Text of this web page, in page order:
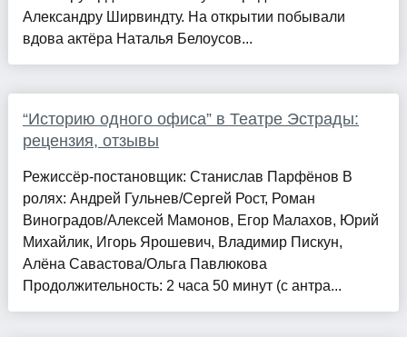
Александру Ширвиндту. На открытии побывали
вдова актёра Наталья Белоусов...
“Историю одного офиса” в Театре Эстрады:
рецензия, отзывы
Режиссёр-постановщик: Станислав Парфёнов В
ролях: Андрей Гульнев/Сергей Рост, Роман
Виноградов/Алексей Мамонов, Егор Малахов, Юрий
Михайлик, Игорь Ярошевич, Владимир Пискун,
Алёна Савастова/Ольга Павлюкова
Продолжительность: 2 часа 50 минут (с антра...